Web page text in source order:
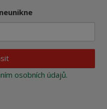
osobních údajů.